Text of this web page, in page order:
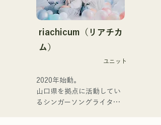
う。
【NEW SINGLE】
2025年6月25日に新曲「世
界は愛なんだ」をリリー
現在はLOVE FMの"music
×serendipity"でラジオDJを
務める。
デルやタレントとしても活
躍中。世界的有名なオーデ
ゴットタレント」で日本人
の芸人史上初のゴールデン
ブザーを獲得し、その後ス
riachicum（リアチカ
ム）
ユニット
2020年始動。
山口県を拠点に活動してい
るシンガーソングライター